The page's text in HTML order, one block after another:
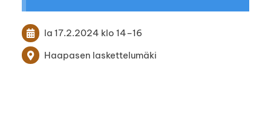
la 17.2.2024 klo 14–16
Haapasen laskettelumäki